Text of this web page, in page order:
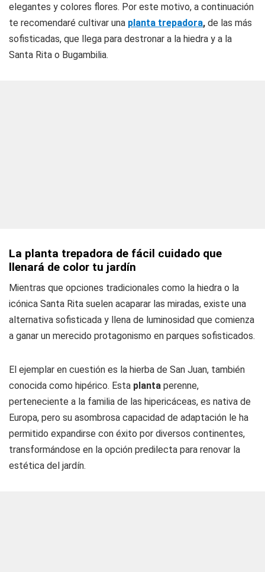
elegantes y colores flores. Por este motivo, a continuación
te recomendaré cultivar una planta trepadora, de las más
sofisticadas, que llega para destronar a la hiedra y a la
Santa Rita o Bugambilia.
La planta trepadora de fácil cuidado que
llenará de color tu jardín
Mientras que opciones tradicionales como la hiedra o la
icónica Santa Rita suelen acaparar las miradas, existe una
alternativa sofisticada y llena de luminosidad que comienza
a ganar un merecido protagonismo en parques sofisticados.
El ejemplar en cuestión es la hierba de San Juan, también
conocida como hipérico. Esta planta perenne,
perteneciente a la familia de las hipericáceas, es nativa de
Europa, pero su asombrosa capacidad de adaptación le ha
permitido expandirse con éxito por diversos continentes,
transformándose en la opción predilecta para renovar la
estética del jardín.